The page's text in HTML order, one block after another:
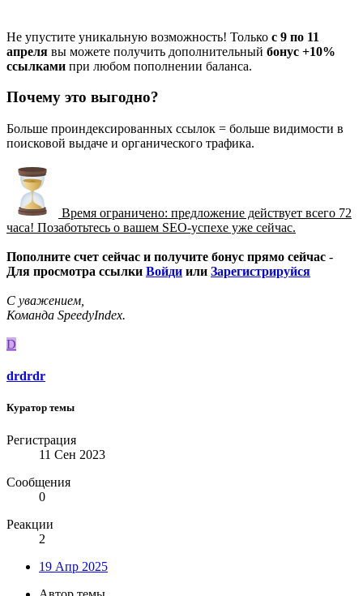
Не упустите уникальную возможность! Только с 9 по 11
апреля вы можете получить дополнительный бонус +10%
ссылками при любом пополнении баланса.
Почему это выгодно?​
Больше проиндексированных ссылок = больше видимости в
поисковой выдаче и органического трафика.
Время ограничено: предложение действует всего 72
часа! Позаботьтесь о вашем SEO-успехе уже сейчас.
Пополните счет сейчас и получите бонус прямо сейчас -
Для просмотра ссылки Войди или Зарегистрируйся
С уважением,
Команда SpeedyIndex.
D
drdrdr
Куратор темы
Регистрация
11 Сен 2023
Сообщения
0
Реакции
2
19 Апр 2025